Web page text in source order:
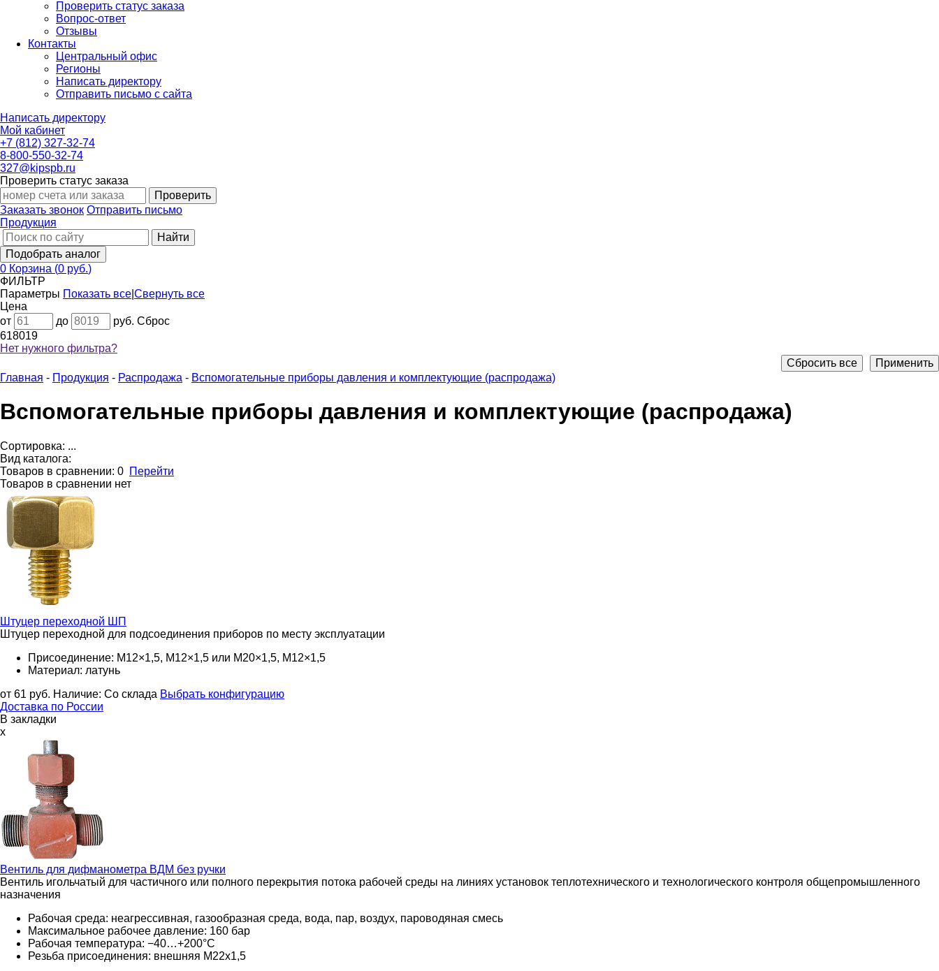
Проверить статус заказа
Вопрос-ответ
Отзывы
Контакты
Центральный офис
Регионы
Написать директору
Отправить письмо с сайта
Написать директору
Мой кабинет
+7 (812) 327-32-74
8-800-550-32-74
327@kipspb.ru
Проверить статус заказа
Проверить
Заказать звонок Отправить письмо
Продукция
Найти
Подобрать аналог
0 Корзина (0 руб.)
ФИЛЬТР
Параметры Показать все Свернуть все
Цена
от
до руб. Сброс
618019
Нет нужного фильтра?
Применить
Сбросить все
Главная - Продукция - Распродажа - Вспомогательные приборы давления и комплектующие (распродажа)
Вспомогательные приборы давления и комплектующие (распродажа)
Сортировка: ...
Вид каталога:
Товаров в сравнении: 0 Перейти
Товаров в сравнении нет
Штуцер переходной ШП
Штуцер переходной для подсоединения приборов по месту эксплуатации
Присоединение: М12×1,5, М12×1,5 или М20×1,5, М12×1,5
Материал: латунь
от 61 руб. Наличие: Со склада Выбрать конфигурацию
Доставка по России
В закладки
x
Вентиль для дифманометра ВДМ без ручки
Вентиль игольчатый для частичного или полного перекрытия потока рабочей среды на линиях установок теплотехнического и технологического контроля общепромышленного
назначения
Рабочая среда: неагрессивная, газообразная среда, вода, пар, воздух, пароводяная смесь
Максимальное рабочее давление: 160 бар
Рабочая температура: −40…+200°C
Резьба присоединения: внешняя М22х1,5